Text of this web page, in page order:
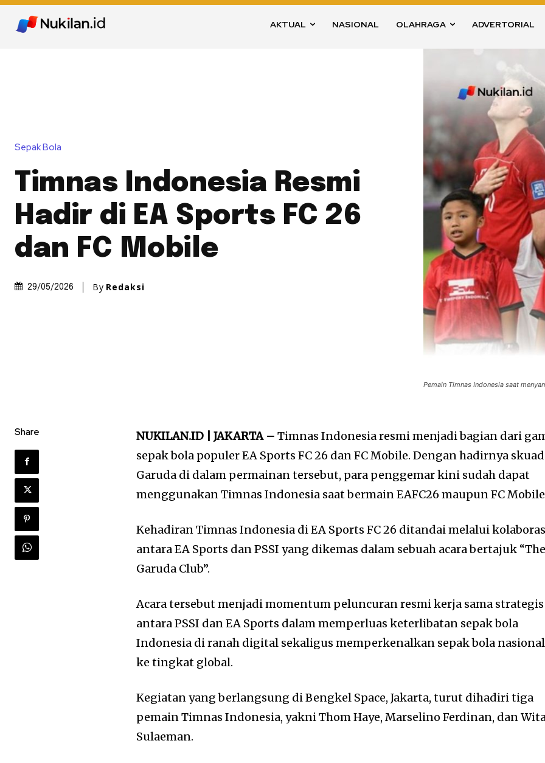
AKTUAL NASIONAL OLAHRAGA ADVERTORIAL
Sepak Bola
Timnas Indonesia Resmi
Hadir di EA Sports FC 26
dan FC Mobile
29/05/2026 By Redaksi
Pemain Timnas Indonesia saat
Share NUKILAN.ID | JAKARTA – Timnas Indonesia resmi menjadi bagian dari
sepak bola populer EA Sports FC 26 dan FC Mobile. Dengan hadirnya skuad
Garuda di dalam permainan tersebut, para penggemar kini sudah dapat
menggunakan Timnas Indonesia saat bermain EAFC26 maupun FC
Kehadiran Timnas Indonesia di EA Sports FC 26 ditandai melalui
antara EA Sports dan PSSI yang dikemas dalam sebuah acara bertajuk “The
Garuda Club”.
Acara tersebut menjadi momentum peluncuran resmi kerja sama strategis
antara PSSI dan EA Sports dalam memperluas keterlibatan sepak bola
Indonesia di ranah digital sekaligus memperkenalkan sepak bola nasional
ke tingkat global.
Kegiatan yang berlangsung di Bengkel Space, Jakarta, turut dihadiri tiga
pemain Timnas Indonesia, yakniThom Haye,Marselino Ferdinan, dan
Sulaeman.